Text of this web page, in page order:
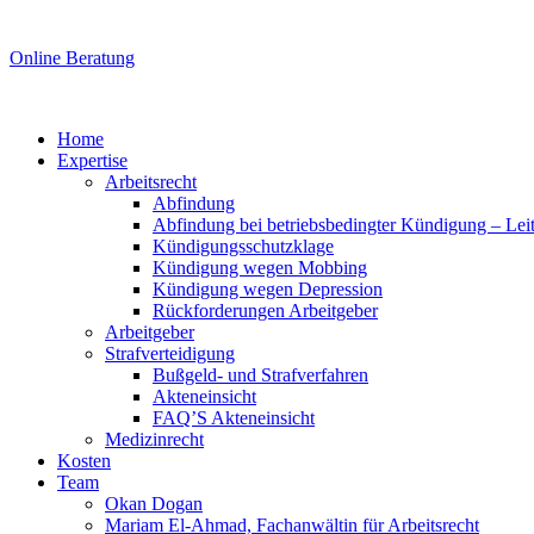
Online Beratung
Home
Expertise
Arbeitsrecht
Abfindung
Abfindung bei betriebsbedingter Kündigung –
Kündigungsschutzklage
Kündigung wegen Mobbing
Kündigung wegen Depression
Rückforderungen Arbeitgeber
Arbeitgeber
Strafverteidigung
Bußgeld- und Strafverfahren
Akteneinsicht
FAQ’S Akteneinsicht
Medizinrecht
Kosten
Team
Okan Dogan
Mariam El-Ahmad, Fachanwältin für Arbeitsrecht